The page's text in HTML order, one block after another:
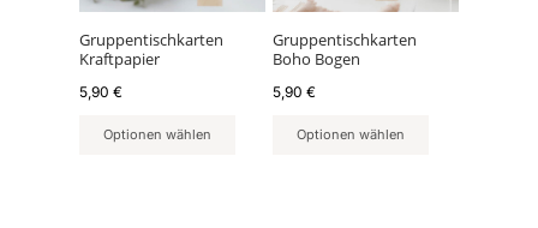
Gruppentischkarten
Kraftpapier
5,90 €
Optionen wählen
Gruppentischkarten
Boho Bogen
5,90€
Optionen wählen